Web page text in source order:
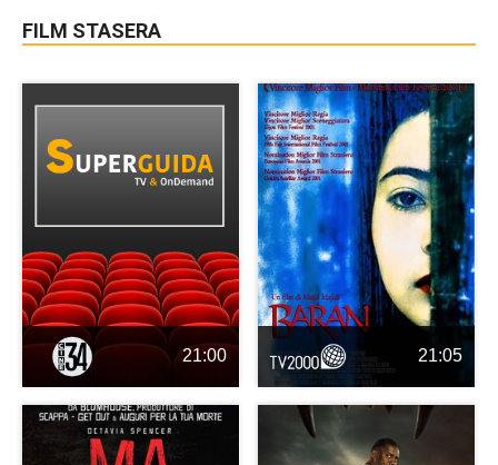
FILM STASERA
21:00 21:05